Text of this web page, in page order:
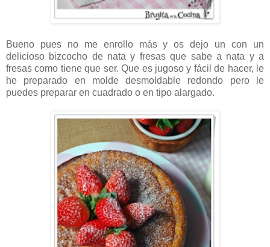
Bueno pues no me enrollo más y os dejo un con un
delicioso bizcocho de nata y fresas que sabe a nata y a
fresas como tiene que ser. Que es jugoso y fácil de hacer, le
he preparado en molde desmoldable redondo pero le
puedes preparar en cuadrado o en tipo alargado.